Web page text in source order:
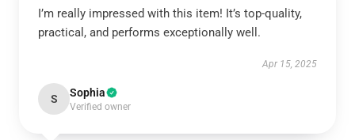
I’m really impressed with this item! It’s top-quality,
practical, and performs exceptionally well.
Apr 15, 2025
S Sophia
Verified owner